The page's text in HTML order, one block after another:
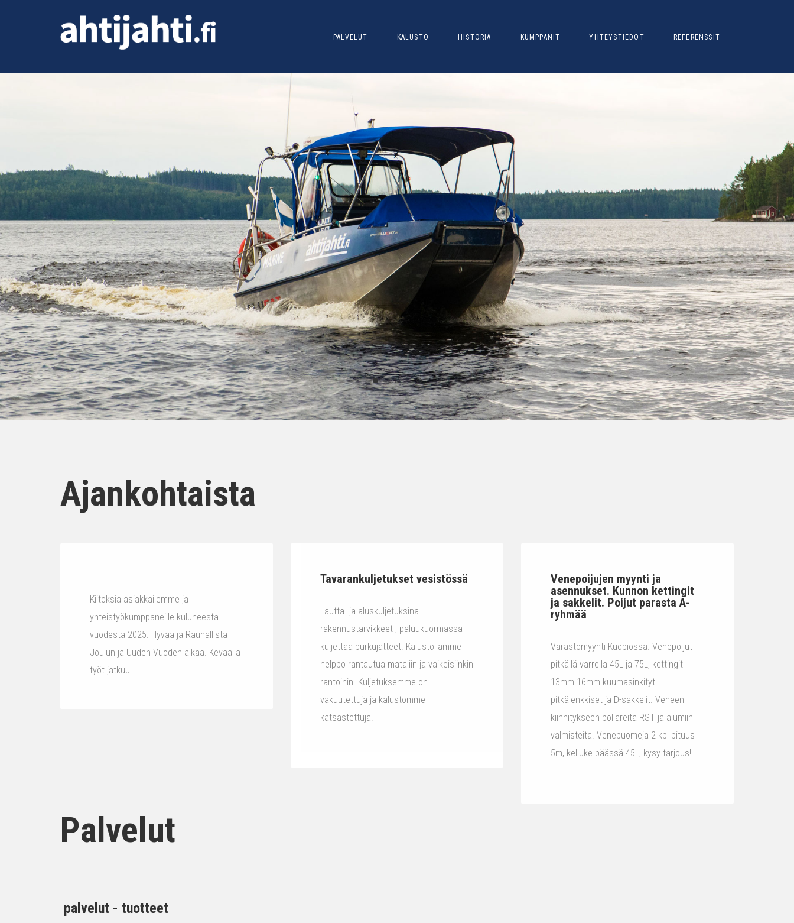
PALVELUT KALUSTO HISTORIA KUMPPANIT YHTEYSTIEDOT REFERENSSIT
Ajankohtaista
Kiitoksia asiakkailemme ja
yhteistyökumppaneille kuluneesta
vuodesta 2025. Hyvää ja Rauhallista
Joulun ja Uuden Vuoden aikaa. Keväällä
työt jatkuu!
Tavarankuljetukset vesistössä
Lautta- ja aluskuljetuksina
rakennustarvikkeet , paluukuormassa
kuljettaa purkujätteet. Kalustollamme
helppo rantautua mataliin ja vaikeisiinkin
rantoihin. Kuljetuksemme on
vakuutettuja ja kalustomme
katsastettuja.
Venepoijujen myynti ja
asennukset. Kunnon kettingit
ja sakkelit. Poijut parasta A-
ryhmää
Varastomyynti Kuopiossa. Venepoijut
pitkällä varrella 45L ja 75L, kettingit
13mm-16mm kuumasinkityt
pitkälenkkiset ja D-sakkelit. Veneen
kiinnitykseen pollareita RST ja alumiini
valmisteita. Venepuomeja 2 kpl pituus
5m, kelluke päässä 45L, kysy tarjous!
Palvelut
palvelut - tuotteet